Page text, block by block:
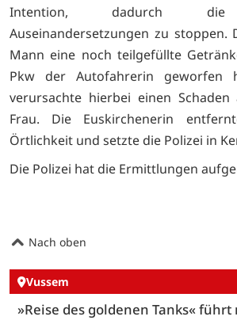
Intention, dadurch die
Auseinandersetzungen zu stoppen.
Mann eine noch teilgefüllte
Pkw der Autofahrerin geworfen
verursachte hierbei einen
Frau. Die Euskirchenerin
Örtlichkeit und setzte die Polizei in
Die Polizei hat die Ermittlungen
Nach oben
Vussem
»Reise des goldenen Tanks« führt